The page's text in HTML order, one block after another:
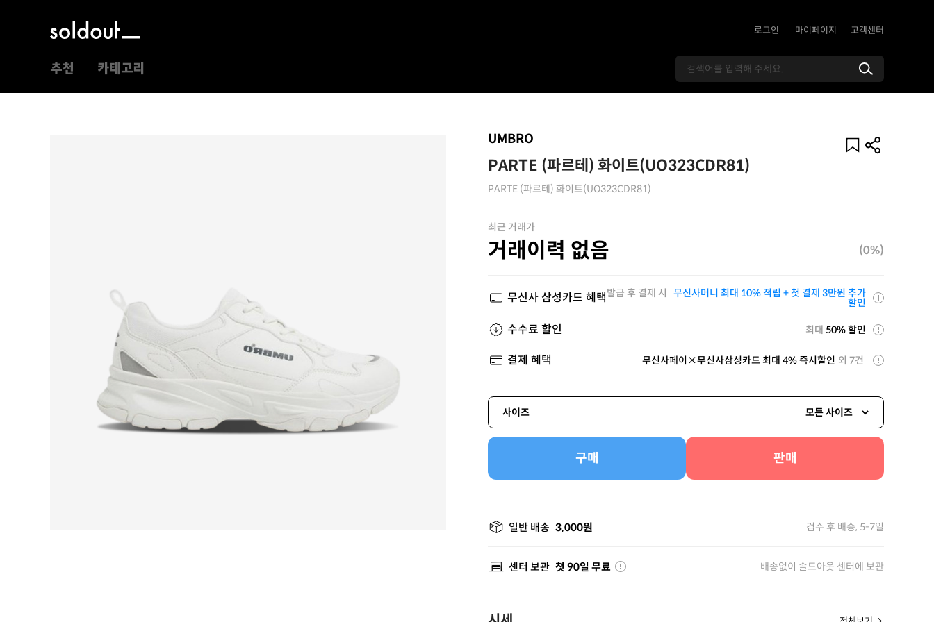
로그인 마이페이지 고객센터
추천 카테고리
UMBRO
PARTE (파르테) 화이트(UO323CDR81)
PARTE (파르테) 화이트(UO323CDR81)
최근 거래가
거래이력 없음 (0%)
무신사 삼성카드 혜택발급 후 결제 시 무신사머니 최대 10% 적립 + 첫 결제 3만원 추가
할인
수수료 할인 최대 50% 할인
결제 혜택 무신사페이×무신사삼성카드 최대 4% 즉시할인 외 7건
사이즈 모든 사이즈
구매 판매
일반 배송 3,000원 검수 후 배송, 5-7일
센터 보관 첫 90일 무료 배송없이 솔드아웃 센터에 보관